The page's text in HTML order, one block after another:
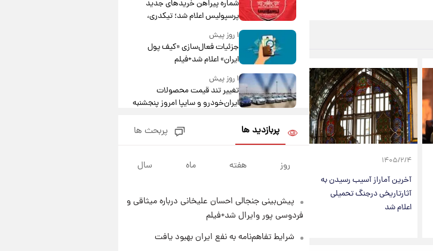
۱۴۰۵/۲/۴
آخرین آماراز آسیب رسیدن به
آثارتاریخی درجنگ تحمیلی
اعلام شد
شماره پیراهن خریدهای جدید
پرسپولیس اعلام شد؛ تیکدری،
محبی و سرگیف با اعداد ویژه
۱ روز پیش
جزئیات فعال‌سازی «کیف پول
ایران» اعلام شد+فیلم
۱ روز پیش
تغییر تند قیمت محصولات
ایران‌خودرو و سایپا امروز پنجشنبه
قیمت طلا و سکه امروز پنجشنبه
۱۵ مرداد ۱۴۰۵
۱ روز پیش
۱ روز پیش
شرایط تازه فروش اقساطی سایپا
اعلام شد؛ شاهین، کوییک، اطلس،
پربازدید ها پربحث ها
روز هفته ماه سال
پیش‌بینی جنجالی احسان علیخانی درباره میثاقی و
فردوسی پور وایرال شد+فیلم
شرایط تفاهم‌نامه به نفع ایران بهبود یافت